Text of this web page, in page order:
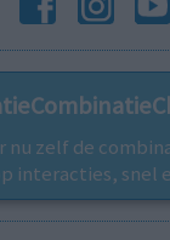
nu zelf de
interacties, snel